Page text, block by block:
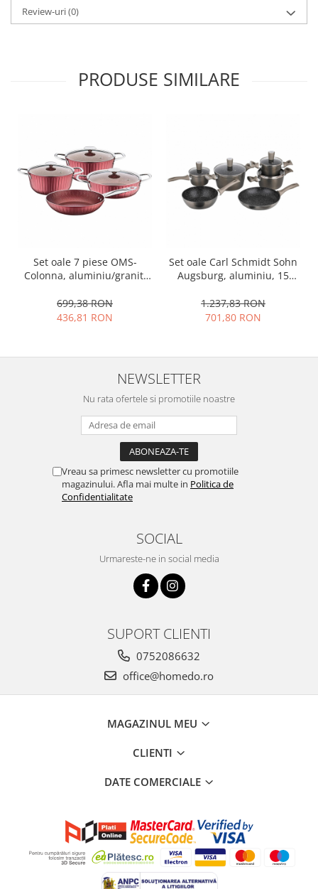
Review-uri(0)
PRODUSE SIMILARE
Set oale 7 piese OMS-
Colonna, aluminiu/granit,
699,38 RON
436,81 RON
Set oale Carl Schmidt Sohn
Augsburg, aluminiu, 15
1.237,83 RON
701,80 RON
NEWSLETTER
Nu rata ofertele si promotiile noastre
Vreau sa primesc newsletter cu promotiile
magazinului. Afla mai multe in Politica de
Confidentialitate
SOCIAL
Urmareste-ne in social media
SUPORT CLIENTI
0752086632
office@homedo.ro
MAGAZINUL MEU
CLIENTI
DATE COMERCIALE